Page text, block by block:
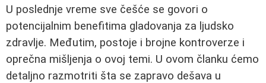
U poslednje vreme sve češće se govori o
potencijalnim benefitima gladovanja za ljudsko
zdravlje. Međutim, postoje i brojne kontroverze i
oprečna mišljenja o ovoj temi. U ovom članku ćemo
detaljno razmotriti šta se zapravo dešava u